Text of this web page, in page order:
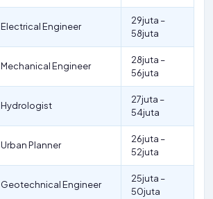
Electrical Engineer
29juta –
58juta
Mechanical Engineer
28juta –
56juta
Hydrologist
27juta –
54juta
Urban Planner
26juta –
52juta
Geotechnical Engineer
25juta –
50juta